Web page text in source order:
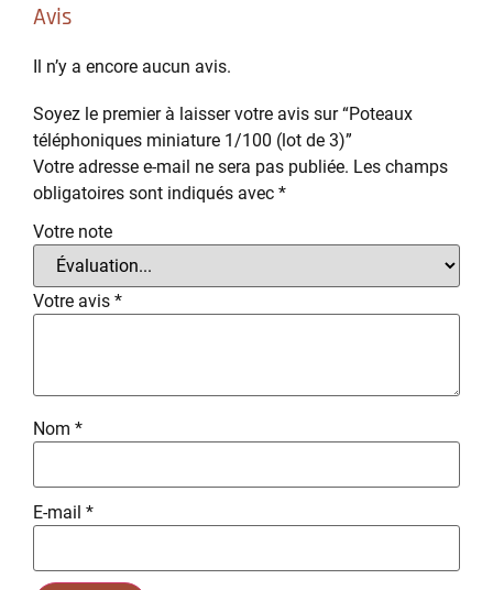
Avis
Il n’y a encore aucun avis.
Soyez le premier à laisser votre avis sur “Poteaux
téléphoniques miniature 1/100 (lot de 3)”
Votre adresse e-mail ne sera pas publiée. Les champs
obligatoires sont indiqués avec *
Votre note
Votre avis *
Nom *
E-mail *